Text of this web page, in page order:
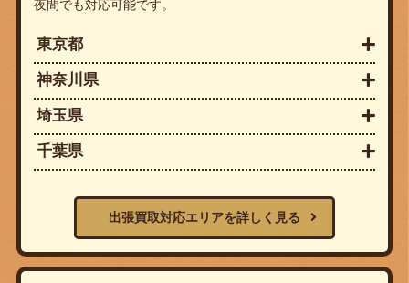
夜間でも対応可能です。
東京都
神奈川県
埼玉県
千葉県
出張買取対応エリアを詳しく見る